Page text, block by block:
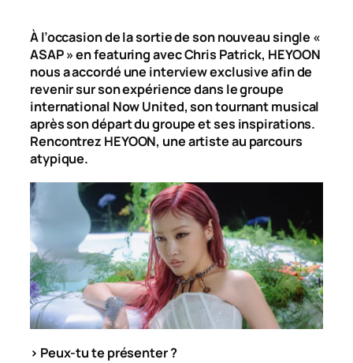
À l’occasion de la sortie de son nouveau single «
ASAP» en featuring avec Chris Patrick, HEYOON
nous a accordé une interview exclusive afin de
revenir sur son expérience dans le groupe
international Now United, son tournant musical
après son départ du groupe et ses inspirations.
Rencontrez HEYOON, une artiste au parcours
atypique.
> Peux-tu te présenter ?